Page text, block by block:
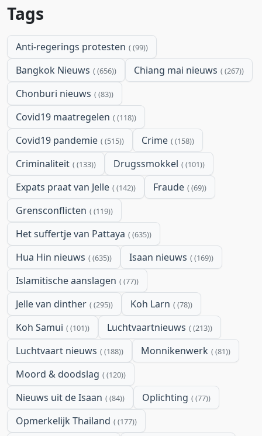
Tags
Anti-regerings protesten (99)
Bangkok Nieuws (656) Chiang mai nieuws (267)
Chonburi nieuws (83)
Covid19 maatregelen (118)
Covid19 pandemie (515) Crime (158)
Criminaliteit (133) Drugssmokkel (101)
Expats praat van Jelle (142) Fraude (69)
Grensconflicten (119)
Het suffertje van Pattaya (635)
Hua Hin nieuws (635) Isaan nieuws (169)
Islamitische aanslagen (77)
Jelle van dinther (295) Koh Larn (78)
Koh Samui (101) Luchtvaartnieuws (213)
Luchtvaart nieuws (188) Monnikenwerk (81)
Moord & doodslag (120)
Nieuws uit de Isaan (84) Oplichting (77)
Opmerkelijk Thailand (177)